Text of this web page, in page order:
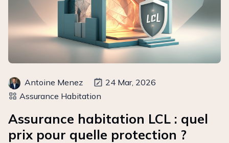
Antoine Menez
24 Mar, 2026
Assurance Habitation
Assurance habitation LCL : quel
prix pour quelle protection ?